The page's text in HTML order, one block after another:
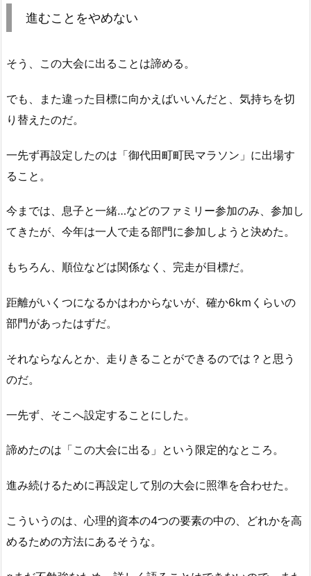
進むことをやめない
そう、この大会に出ることは諦める。
でも、また違った目標に向かえばいいんだと、気持ちを切
り替えたのだ。
一先ず再設定したのは「御代田町町民マラソン」に出場す
ること。
今までは、息子と一緒…などのファミリー参加のみ、参加し
てきたが、今年は一人で走る部門に参加しようと決めた。
もちろん、順位などは関係なく、完走が目標だ。
距離がいくつになるかはわからないが、確か6kmくらいの
部門があったはずだ。
それならなんとか、走りきることができるのでは？と思う
のだ。
一先ず、そこへ設定することにした。
諦めたのは「この大会に出る」という限定的なところ。
進み続けるために再設定して別の大会に照準を合わせた。
こういうのは、心理的資本の4つの要素の中の、どれかを高
めるための方法にあるそうな。